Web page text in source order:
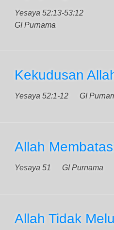
Yesaya 52:13-53:12
GI Purnama
Kekudusan
Yesaya 52:1-12 GI
Allah
Yesaya 51 GI Purnama
Allah Tidak